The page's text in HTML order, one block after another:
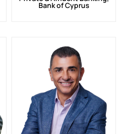
Bank of Cyprus